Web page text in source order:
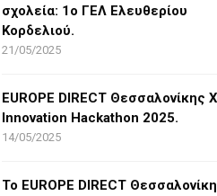
σχολεία: 1ο ΓΕΛ Ελευθερίου
Κορδελιού.
21/05/2025
EUROPE DIRECT Θεσσαλονίκης
Innovation Hackathon 2025.
14/05/2025
Το EUROPE DIRECT